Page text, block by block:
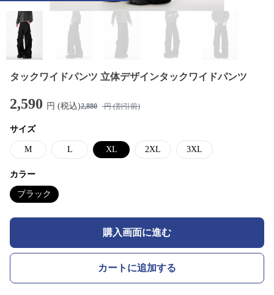
タックワイドパンツ 立体デザインタックワイドパンツ
2,590 円 (税込)2,880 円 (割引前)
サイズ
M L XL 2XL 3XL
カラー
ブラック
購入画面に進む
カートに追加する